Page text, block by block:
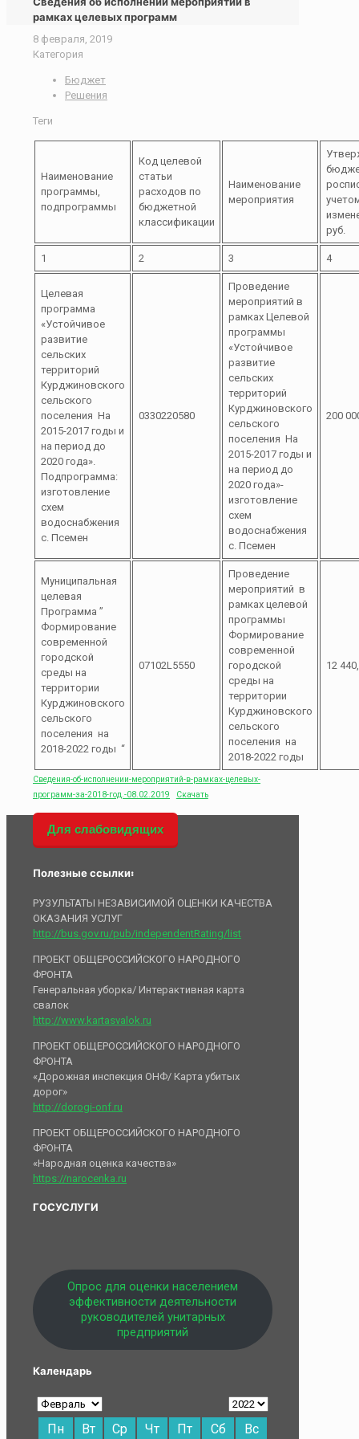
рамках целевых программ
8 февраля, 2019
Категория
Бюджет
Решения
Теги
Наименование
программы,
подпрограммы
Код целевой
статьи
расходов по
бюджетной
классификации
Наименование
мероприятия
руб.
1 2 3 4
Целевая
программа
«Устойчивое
развитие
сельских
территорий
Курджиновского
сельского
поселения На
2015-2017 годы и
на период до
2020 года».
Подпрограмма:
изготовление
схем
водоснабжения
с. Псемен
0330220580
Проведение
мероприятий в
рамках Целевой
программы
«Устойчивое
развитие
сельских
территорий
Курджиновского
сельского
поселения На
2015-2017 годы и
на период до
2020 года»-
изготовление
схем
водоснабжения
с. Псемен
200
Муниципальная
целевая
Программа ”
Формирование
современной
городской
среды на
территории
Курджиновского
сельского
поселения на
2018-2022 годы “
07102L5550
Проведение
мероприятий в
рамках целевой
программы
Формирование
современной
городской
среды на
территории
Курджиновского
сельского
поселения на
2018-2022 годы
12
Сведения-об-исполнении-мероприятий-в-рамках-целевых-
программ-за-2018-год.-08.02.2019
Скачать
Для слабовидящих
Полезные ссылки:
РУЗУЛЬТАТЫ НЕЗАВИСИМОЙ ОЦЕНКИ КАЧЕСТВА
ОКАЗАНИЯ УСЛУГ
http://bus.gov.ru/pub/independentRating/list
ПРОЕКТ ОБЩЕРОССИЙСКОГО НАРОДНОГО
ФРОНТА
Генеральная уборка/ Интерактивная карта
свалок
http://www.kartasvalok.ru
ПРОЕКТ ОБЩЕРОССИЙСКОГО НАРОДНОГО
ФРОНТА
«Дорожная инспекция ОНФ/ Карта убитых
дорог»
http://dorogi-onf.ru
ПРОЕКТ ОБЩЕРОССИЙСКОГО НАРОДНОГО
ФРОНТА
«Народная оценка качества»
https://narocenka.ru
ГОСУСЛУГИ
Опрос для оценки населением
эффективности деятельности
руководителей унитарных
предприятий
Календарь
Пн Вт Ср Чт Пт Сб Вс